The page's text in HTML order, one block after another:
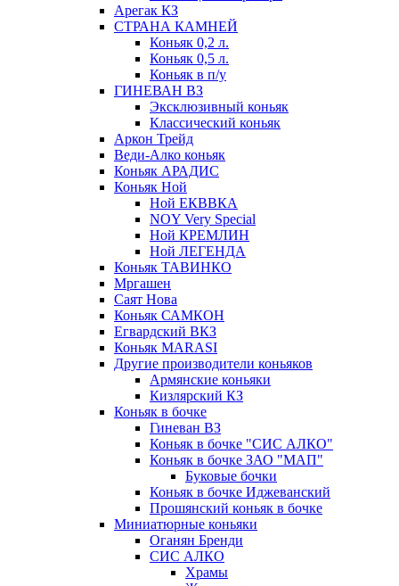
Арегак КЗ
СТРАНА КАМНЕЙ
Коньяк 0,2 л.
Коньяк 0,5 л.
Коньяк в п/у
ГИНЕВАН ВЗ
Эксклюзивный коньяк
Классический коньяк
Аркон Трейд
Веди-Алко коньяк
Коньяк АРАДИС
Коньяк Ной
Ной ЕКВВКА
NOY Very Special
Ной КРЕМЛИН
Ной ЛЕГЕНДА
Коньяк ТАВИНКО
Мргашен
Саят Нова
Коньяк САМКОН
Егвардский ВКЗ
Коньяк MARASI
Другие производители коньяков
Армянские коньяки
Кизлярский КЗ
Коньяк в бочке
Гиневан ВЗ
Коньяк в бочке "СИС АЛКО"
Коньяк в бочке ЗАО "МАП"
Буковые бочки
Коньяк в бочке Иджеванский
Прошянский коньяк в бочке
Миниатюрные коньяки
Оганян Бренди
СИС АЛКО
Храмы